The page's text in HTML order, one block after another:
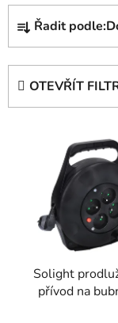
Ř
z
Řadit podle:
OTEVŘÍT
Solight
přívod na